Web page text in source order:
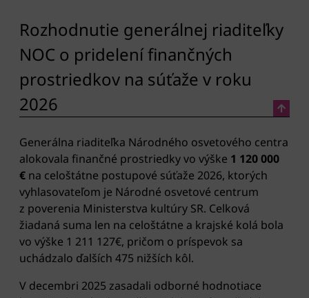
Rozhodnutie generálnej riaditeľky
NOC o pridelení finančných
prostriedkov na súťaže v roku
2026
Generálna riaditeľka Národného osvetového centra
alokovala finančné prostriedky vo výške 1 120 000
€ na celoštátne postupové súťaže 2026, ktorých
vyhlasovateľom je Národné osvetové centrum
z poverenia Ministerstva kultúry SR. Celková
žiadaná suma len na celoštátne a krajské kolá bola
vo výške 1 211 127€, pričom o príspevok sa
uchádzalo ďalších 475 nižších kôl.
V decembri 2025 zasadali odborné hodnotiace